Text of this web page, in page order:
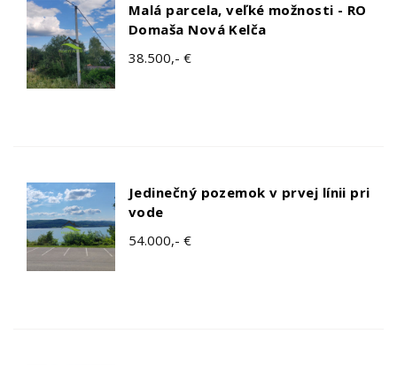
Malá parcela, veľké možnosti - RO
Domaša Nová Kelča
38.500,- €
Jedinečný pozemok v prvej línii pri
vode
54.000,- €